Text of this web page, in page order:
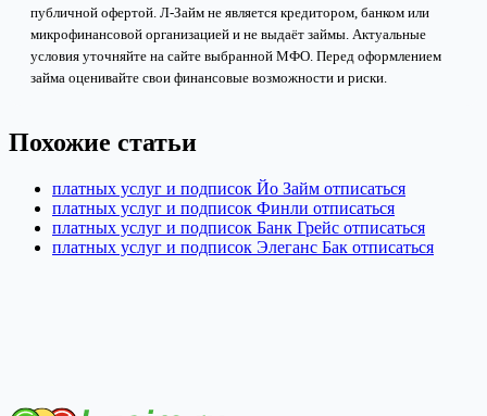
публичной офертой. Л-Займ не является кредитором, банком или
микрофинансовой организацией и не выдаёт займы. Актуальные
условия уточняйте на сайте выбранной МФО. Перед оформлением
займа оценивайте свои финансовые возможности и риски.
Похожие статьи
платных услуг и подписок Йо Займ отписаться
платных услуг и подписок Финли отписаться
платных услуг и подписок Банк Грейс отписаться
платных услуг и подписок Элеганс Бак отписаться